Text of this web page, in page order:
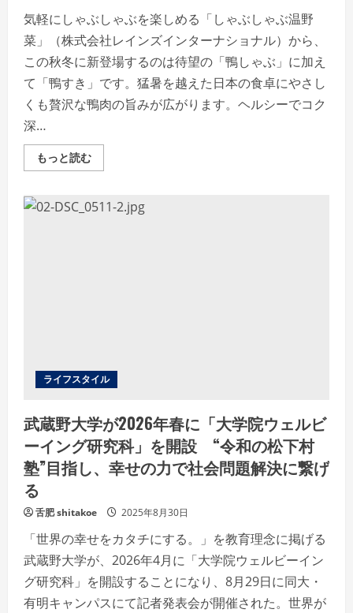
気軽にしゃぶしゃぶを楽しめる「しゃぶしゃぶ温野
菜」（株式会社レインズインターナショナル）から、
この秋冬に新登場するのは待望の「鴨しゃぶ」に加え
て「鴨すき」です。猛暑を越えた日本の食卓にやさし
くも贅沢な鴨肉の旨みが広がります。ヘルシーでコク
深…
もっと読むRead
more
ゃ
ぶ
肉
鍋」
感
の
「鴨
す
き」
を
店
で
ライフスタイル
武蔵野大学が2026年春に「大学院ウェルビ
ーイング研究科」を開設 “令和の松下村
塾”目指し、幸せの力で社会問題解決に繋げ
る
舌肥 shitakoe 2025年8月30日
「世界の幸せをカタチにする。」を教育理念に掲げる
武蔵野大学が、2026年4月に「大学院ウェルビーイン
グ研究科」を開設することになり、8月29日に同大・
有明キャンパスにて記者発表会が開催された。世界が